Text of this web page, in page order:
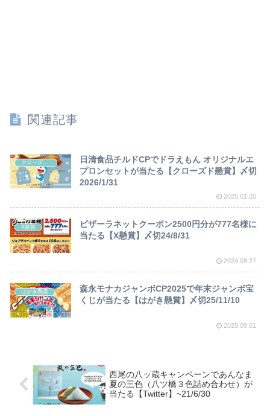
関連記事
日清食品チルドCPでドラえもん オリジナルエ
プロンセットが当たる【クローズド懸賞】〆切
2026/1/31
2026.01.20
X懸賞
ピザーラネットクーポン2500円分が777名様に
当たる【X懸賞】〆切24/8/31
2024.08.27
はがき懸賞
森永モナカジャンボCP2025で年末ジャンボ宝
くじが当たる【はがき懸賞】〆切25/11/10
2025.09.01
西尾の八ッ蔵キャンペーンであんなま
夏の三色（八ツ橋３色詰め合わせ）が
当たる【Twitter】~21/6/30